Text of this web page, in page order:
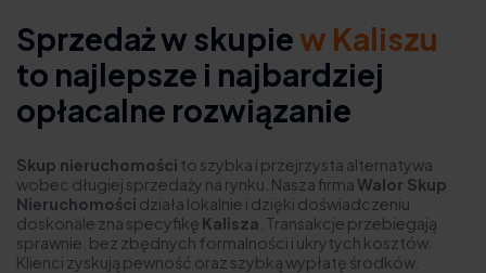
Sprzedaż w skupiew Kaliszu
to najlepsze i najbardziej
opłacalne rozwiązanie
Skup nieruchomości to szybka i przejrzysta alternatywa
wobec długiej sprzedaży na rynku. Nasza firmaWalor Skup
Nieruchomości działa lokalnie i dzięki doświadczeniu
doskonale zna specyfikę Kalisza . Transakcje przebiegają
sprawnie, bez zbędnych formalności i ukrytych kosztów.
Klienci zyskują pewność oraz szybką wypłatę środków.